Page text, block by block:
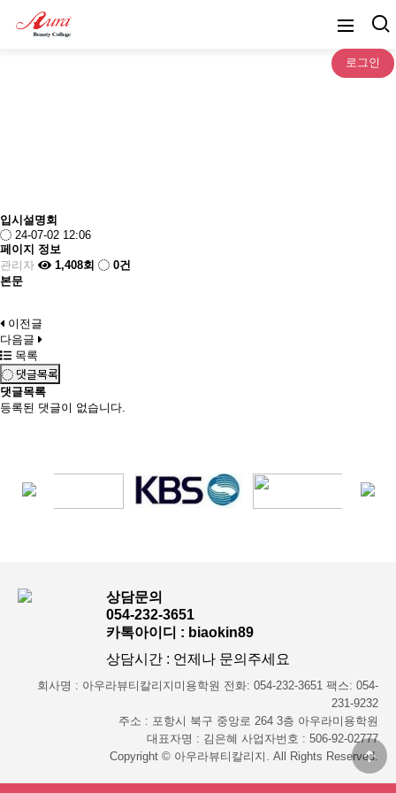
로그인
입시설명회
24-07-02 12:06
페이지 정보
관리자
1,408회
0건
본문
이전글
다음글
목록
댓글목록
댓글목록
등록된 댓글이 없습니다.
상담문의
054-232-3651
카톡아이디 : biaokin89
상담시간 : 언제나 문의주세요
회사명 : 아우라뷰티칼리지미용학원 전화: 054-232-3651 팩스: 054-
231-9232
주소 : 포항시 북구 중앙로 264 3층 아우라미용학원
대표자명 : 김은혜 사업자번호 : 506-92-02777
Copyright © 아우라뷰티칼리지. All Rights Reserved.